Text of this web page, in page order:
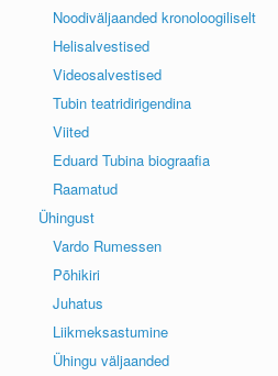
Noodiväljaanded kronoloogiliselt
Helisalvestised
Videosalvestised
Tubin teatridirigendina
Viited
Eduard Tubina biograafia
Raamatud
Ühingust
Vardo Rumessen
Põhikiri
Juhatus
Liikmeksastumine
Ühingu väljaanded